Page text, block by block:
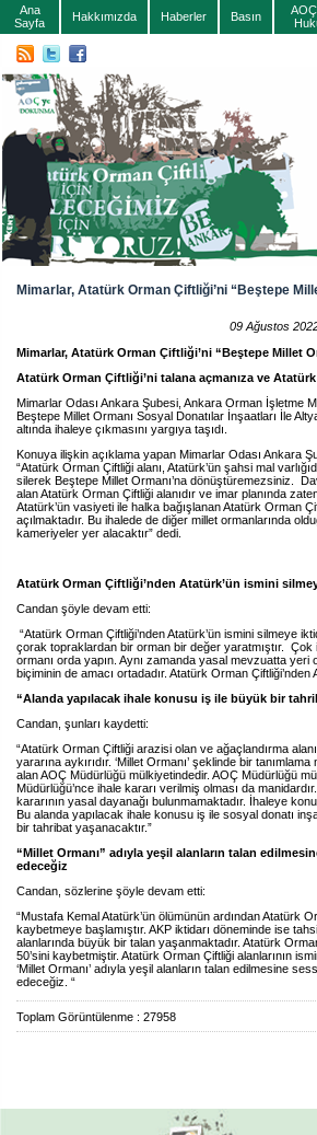
Ana
Sayfa
Hakkımızda Haberler Basın
Mimarlar, Atatürk Orman Çiftliği’ni “Beştepe
09 Ağustos
Mimarlar, Atatürk Orman Çiftliği’ni “Beştepe Millet
Atatürk Orman Çiftliği’ni talana açmanıza ve
Mimarlar Odası Ankara Şubesi, Ankara Orman İşletme
Beştepe Millet Ormanı Sosyal Donatılar İnşaatları İle
altında ihaleye çıkmasını yargıya taşıdı.
Konuya ilişkin açıklama yapan Mimarlar Odası Ankara
“Atatürk Orman Çiftliği alanı, Atatürk’ün şahsi mal
silerek Beştepe Millet Ormanı’na dönüştüremezsiniz.
alan Atatürk Orman Çiftliği alanıdır ve imar planında
Atatürk’ün vasiyeti ile halka bağışlanan Atatürk Orman
açılmaktadır. Bu ihalede de diğer millet ormanlarında
kameriyeler yer alacaktır” dedi.
Atatürk Orman Çiftliği’nden Atatürk’ün ismini
Candan şöyle devam etti:
“Atatürk Orman Çiftliği’nden Atatürk’ün ismini silmeye
çorak topraklardan bir orman bir değer yaratmıştır.
ormanı orda yapın. Aynı zamanda yasal mevzuatta yeri
biçiminin de amacı ortadadır. Atatürk Orman
“Alanda yapılacak ihale konusu iş ile büyük bir
Candan, şunları kaydetti:
“Atatürk Orman Çiftliği arazisi olan ve ağaçlandırma
yararına aykırıdır. ‘Millet Ormanı’ şeklinde bir
alan AOÇ Müdürlüğü mülkiyetindedir. AOÇ Müdürlüğü
Müdürlüğü’nce ihale kararı verilmiş olması da
kararının yasal dayanağı bulunmamaktadır. İhaleye
Bu alanda yapılacak ihale konusu iş ile sosyal donatı
bir tahribat yaşanacaktır.”
“Millet Ormanı” adıyla yeşil alanların talan
edeceğiz
Candan, sözlerine şöyle devam etti:
“Mustafa Kemal Atatürk’ün ölümünün ardından Atatürk
kaybetmeye başlamıştır. AKP iktidarı döneminde ise
alanlarında büyük bir talan yaşanmaktadır. Atatürk
50’sini kaybetmiştir. Atatürk Orman Çiftliği alanlarının
‘Millet Ormanı’ adıyla yeşil alanların talan edilmesine
edeceğiz. “
Toplam Görüntülenme : 27958